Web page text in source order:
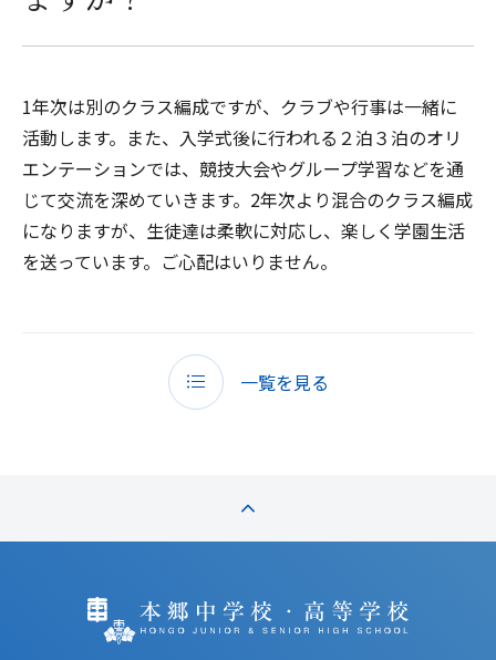
教職員採用
リンク
このサイトについて
1年次は別のクラス編成ですが、クラブや行事は一緒に
活動します。また、入学式後に行われる２泊３泊のオリ
エンテーションでは、競技大会やグループ学習などを通
じて交流を深めていきます。2年次より混合のクラス編成
になりますが、生徒達は柔軟に対応し、楽しく学園生活
を送っています。ご心配はいりません。
一覧を見る